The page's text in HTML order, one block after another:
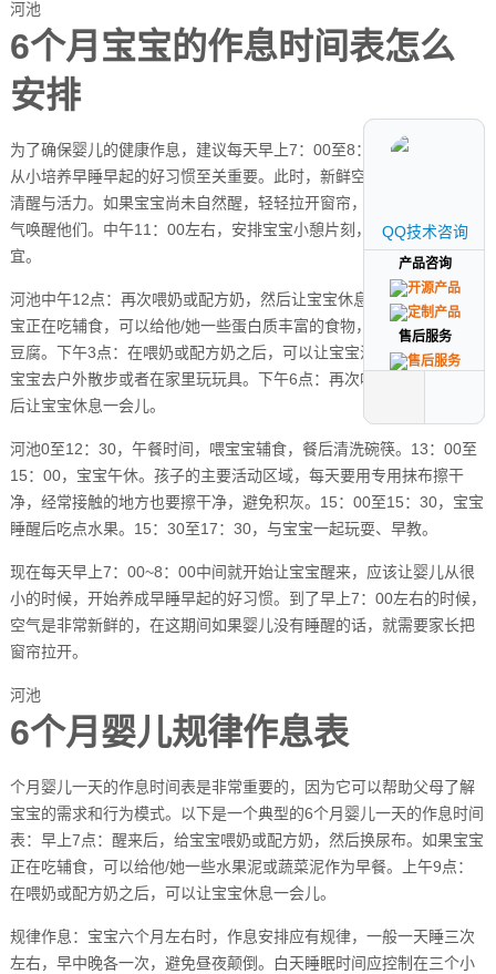
河池
6个月宝宝的作息时间表怎么
安排
为了确保婴儿的健康作息，建议每天早上7：00至8：00间唤醒宝宝。
从小培养早睡早起的好习惯至关重要。此时，新鲜空气能促进宝宝的
清醒与活力。如果宝宝尚未自然醒，轻轻拉开窗帘，让光线和新鲜空
气唤醒他们。中午11：00左右，安排宝宝小憩片刻，时长约一小时为
宜。
河池中午12点：再次喂奶或配方奶，然后让宝宝休息一会儿。如果宝
宝正在吃辅食，可以给他/她一些蛋白质丰富的食物，如鸡肉、鱼肉或
豆腐。下午3点：在喂奶或配方奶之后，可以让宝宝活动一下。可以带
宝宝去户外散步或者在家里玩玩具。下午6点：再次喂奶或配方奶，然
后让宝宝休息一会儿。
河池0至12：30，午餐时间，喂宝宝辅食，餐后清洗碗筷。13：00至
15：00，宝宝午休。孩子的主要活动区域，每天要用专用抹布擦干
净，经常接触的地方也要擦干净，避免积灰。15：00至15：30，宝宝
睡醒后吃点水果。15：30至17：30，与宝宝一起玩耍、早教。
现在每天早上7：00~8：00中间就开始让宝宝醒来，应该让婴儿从很
小的时候，开始养成早睡早起的好习惯。到了早上7：00左右的时候，
空气是非常新鲜的，在这期间如果婴儿没有睡醒的话，就需要家长把
窗帘拉开。
河池
6个月婴儿规律作息表
个月婴儿一天的作息时间表是非常重要的，因为它可以帮助父母了解
宝宝的需求和行为模式。以下是一个典型的6个月婴儿一天的作息时间
表：早上7点：醒来后，给宝宝喂奶或配方奶，然后换尿布。如果宝宝
正在吃辅食，可以给他/她一些水果泥或蔬菜泥作为早餐。上午9点：
在喂奶或配方奶之后，可以让宝宝休息一会儿。
规律作息：宝宝六个月左右时，作息安排应有规律，一般一天睡三次
左右，早中晚各一次，避免昼夜颠倒。白天睡眠时间应控制在三个小
QQ技术咨询
产品咨询
售后服务
QQ技术咨询
产品咨询
售后服务